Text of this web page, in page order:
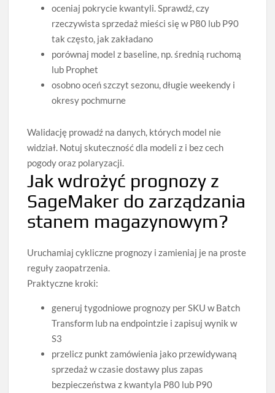
oceniaj pokrycie kwantyli. Sprawdź, czy
rzeczywista sprzedaż mieści się w P80 lub P90
tak często, jak zakładano
porównaj model z baseline, np. średnią ruchomą
lub Prophet
osobno oceń szczyt sezonu, długie weekendy i
okresy pochmurne
Walidację prowadź na danych, których model nie
widział. Notuj skuteczność dla modeli z i bez cech
pogody oraz polaryzacji.
Jak wdrożyć prognozy z
SageMaker do zarządzania
stanem magazynowym?
Uruchamiaj cykliczne prognozy i zamieniaj je na proste
reguły zaopatrzenia.
Praktyczne kroki:
generuj tygodniowe prognozy per SKU w Batch
Transform lub na endpointzie i zapisuj wynik w
S3
przelicz punkt zamówienia jako przewidywaną
sprzedaż w czasie dostawy plus zapas
bezpieczeństwa z kwantyla P80 lub P90